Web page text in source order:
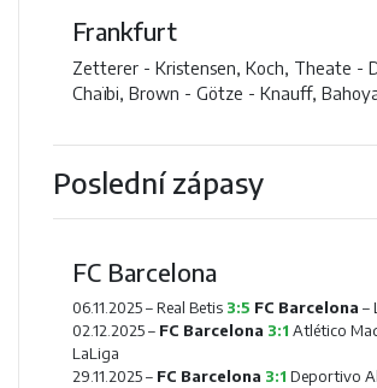
Frankfurt
Zetterer - Kristensen, Koch, Theate -
Chaïbi, Brown - Götze - Knauff,
Poslední zápasy
FC Barcelona
06.11.2025 –Real Betis 3:5 FC Barcelona –
02.12.2025 – FC Barcelona 3:1 Atlético
LaLiga
29.11.2025 – FC Barcelona 3:1 Deportivo